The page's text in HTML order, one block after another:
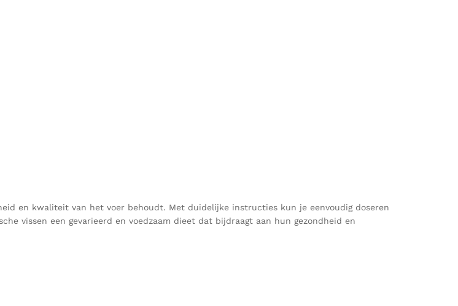
en kwaliteit van het voer behoudt. Met duidelijke instructies kun je eenvoudig doseren
vissen een gevarieerd en voedzaam dieet dat bijdraagt aan hun gezondheid en